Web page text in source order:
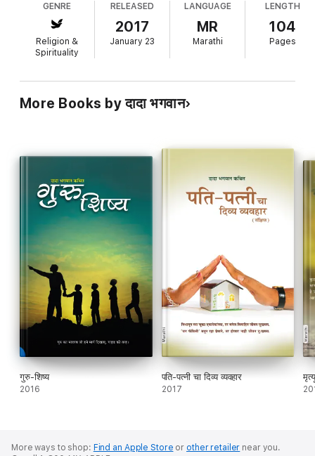
ज्ञानवाणी ह्या व इतर पुस्तकात आहेत, जी सत्य व मुक्तिच्या इच्छुकांसाठी बहुमोल ठरनार.
GENRE
Religion &
Spirituality
RELEASED
2017
January 23
LANGUAGE
MR
Marathi
LENGTH
104
Pages
More Books by दादा भगवान
गुरु-शिष्य
2016
पति-पत्नी चा दिव्य व्यवहार
2017
More ways to shop: Find an Apple Store or other retailer near you.